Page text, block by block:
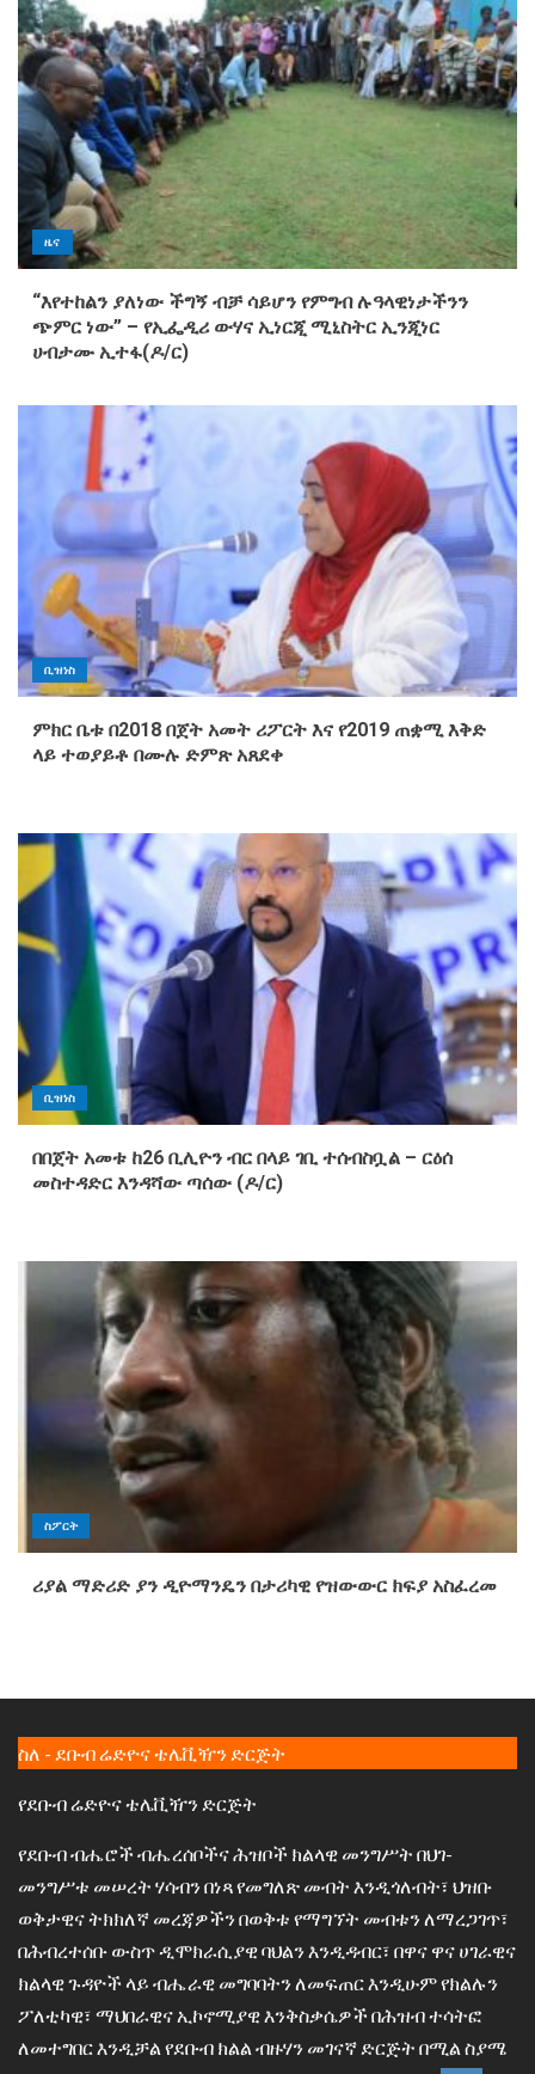
ዜና
“እየተከልን ያለነው ችግኝ ብቻ ሳይሆን የምግብ ሉዓላዊነታችንን
ጭምር ነው” – የኢፌዲሪ ውሃና ኢነርጂ ሚኒስትር ኢንጂነር
ሀብታሙ ኢተፋ(ዶ/ር)
ቢዝነስ
ምክር ቤቱ በ2018 በጀት አመት ሪፖርት እና የ2019 ጠቋሚ እቅድ
ላይ ተወያይቶ በሙሉ ድምጽ አጸደቀ
ቢዝነስ
በበጀት አመቱ ከ26 ቢሊዮን ብር በላይ ገቢ ተሰብስቧል – ርዕሰ
መስተዳድር እንዳሻው ጣሰው (ዶ/ር)
ስፖርት
ሪያል ማድሪድ ያን ዲዮማንዴን በታሪካዊ የዝውውር ክፍያ አስፈረመ
ስለ - ደቡብ ሬድዮና ቴሌቪዥን ድርጅት
የደቡብ ሬድዮና ቴሌቪዥን ድርጅት
የደቡብ ብሔሮች ብሔረሰቦችና ሕዝቦች ክልላዊ መንግሥት በህገ-
መንግሥቱ መሠረት ሃሳብን በነጻ የመግለጽ መብት እንዲጎለብት፣ ህዝቡ
ወቅታዊና ትክክለኛ መረጃዎችን በወቅቱ የማግኘት መብቱን ለማረጋገጥ፣
በሕብረተሰቡ ውስጥ ዲሞክራሲያዊ ባህልን እንዲዳብር፣ በዋና ዋና ሀገራዊና
ክልላዊ ጉዳዮች ላይ ብሔራዊ መግባባትን ለመፍጠር እንዲሁም የክልሉን
ፖለቲካዊ፣ ማህበራዊና ኢኮኖሚያዊ እንቅስቃሴዎች በሕዝብ ተሳትፎ
ለመተግበር እንዲቻል የደቡብ ክልል ብዙሃን መገናኛ ድርጅት በሚል ስያሜ